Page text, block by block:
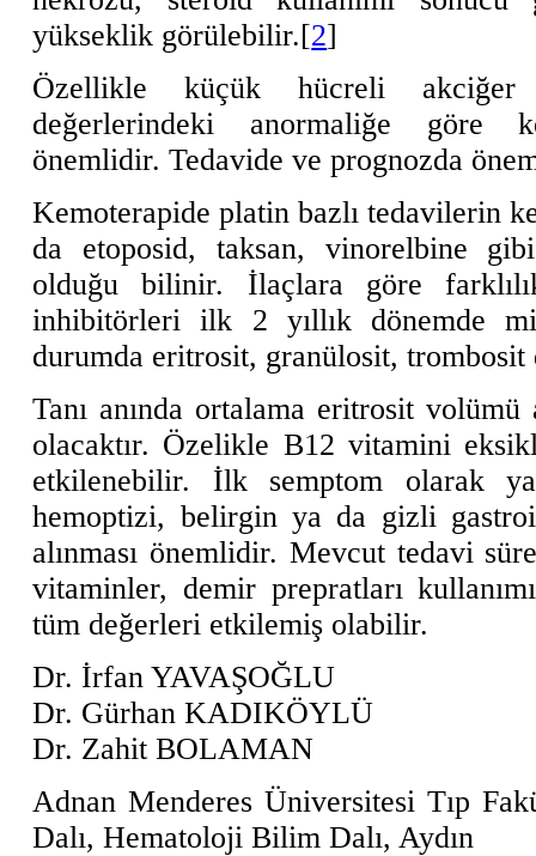
yükseklik görülebilir.[2]
Özellikle küçük hücreli
değerlerindeki anormaliğe göre
önemlidir. Tedavide ve prognozda
Kemoterapide platin bazlı tedavilerin
da etoposid, taksan, vinorelbine
olduğu bilinir. İlaçlara göre
inhibitörleri ilk 2 yıllık dönemde
durumda eritrosit, granülosit,
Tanı anında ortalama eritrosit
olacaktır. Özelikle B12 vitamini
etkilenebilir. İlk semptom olarak
hemoptizi, belirgin ya da gizli
alınması önemlidir. Mevcut tedavi
vitaminler, demir prepratları
tüm değerleri etkilemiş olabilir.
Dr. İrfan YAVAŞOĞLU
Dr. Gürhan KADIKÖYLÜ
Dr. Zahit BOLAMAN
Adnan Menderes Üniversitesi Tıp
Dalı, Hematoloji Bilim Dalı, Aydın